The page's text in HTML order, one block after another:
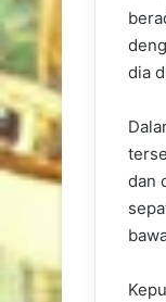
dia
dan